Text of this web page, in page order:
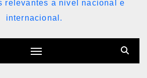
relevantes a nivel nacional e
internacional.